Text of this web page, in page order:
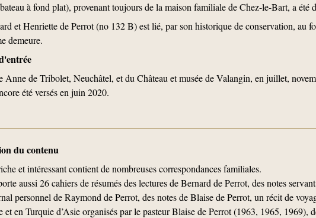
à fond plat), provenant toujours de la maison familiale de Chez-le-Bart, a été
et Henriette de Perrot (no 132 B) est lié, par son historique de conservation, au
demeure.
Anne de Tribolet, Neuchâtel, et du Château et musée de Valangin, en juillet,
été versés en juin 2020.
du contenu
et intéressant contient de nombreuses correspondances familiales.
aussi 26 cahiers de résumés des lectures de Bernard de Perrot, des notes
personnel de Raymond de Perrot, des notes de Blaise de Perrot, un récit de
et en Turquie d’Asie organisés par le pasteur Blaise de Perrot (1963, 1965, 1969),